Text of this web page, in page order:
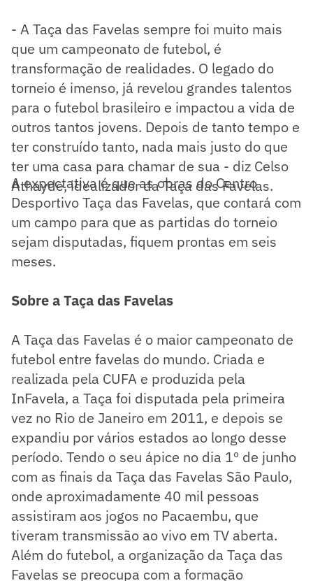
- A Taça das Favelas sempre foi muito mais
que um campeonato de futebol, é
transformação de realidades. O legado do
torneio é imenso, já revelou grandes talentos
para o futebol brasileiro e impactou a vida de
outros tantos jovens. Depois de tanto tempo e
ter construído tanto, nada mais justo do que
ter uma casa para chamar de sua - diz Celso
Athayde, idealizador da Taça das Favelas.
A expectativa é que as obras do Centro
Desportivo Taça das Favelas, que contará com
um campo para que as partidas do torneio
sejam disputadas, fiquem prontas em seis
meses.
Sobre a Taça das Favelas
A Taça das Favelas é o maior campeonato de
futebol entre favelas do mundo. Criada e
realizada pela CUFA e produzida pela
InFavela, a Taça foi disputada pela primeira
vez no Rio de Janeiro em 2011, e depois se
expandiu por vários estados ao longo desse
período. Tendo o seu ápice no dia 1º de junho
com as finais da Taça das Favelas São Paulo,
onde aproximadamente 40 mil pessoas
assistiram aos jogos no Pacaembu, que
tiveram transmissão ao vivo em TV aberta.
Além do futebol, a organização da Taça das
Favelas se preocupa com a formação